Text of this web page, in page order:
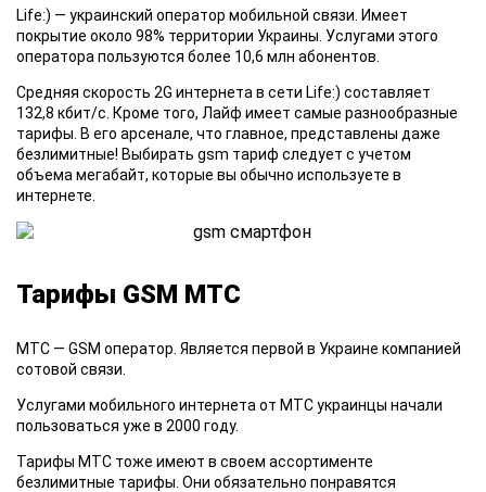
Life:) — украинский оператор мобильной связи. Имеет
покрытие около 98% территории Украины. Услугами этого
оператора пользуются более 10,6 млн абонентов.
Средняя скорость 2G интернета в сети Life:) составляет
132,8 кбит/с. Кроме того, Лайф имеет самые разнообразные
тарифы. В его арсенале, что главное, представлены даже
безлимитные! Выбирать gsm тариф следует с учетом
объема мегабайт, которые вы обычно используете в
интернете.
Тарифы GSM МТС
МТС — GSM оператор. Является первой в Украине компанией
сотовой связи.
Услугами мобильного интернета от МТС украинцы начали
пользоваться уже в 2000 году.
Тарифы МТС тоже имеют в своем ассортименте
безлимитные тарифы. Они обязательно понравятся